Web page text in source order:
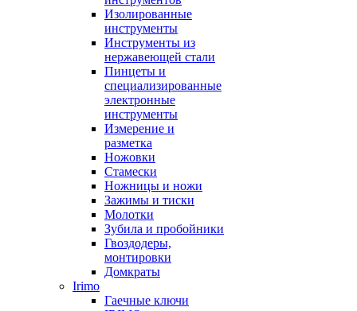
Изолированные
инструменты
Инструменты из
нержавеющей стали
Пинцеты и
специализированные
электронные
инструменты
Измерение и
разметка
Ножовки
Стамески
Ножницы и ножи
Зажимы и тиски
Молотки
Зубила и пробойники
Гвоздодеры,
монтировки
Домкраты
Irimo
Гаечные ключи